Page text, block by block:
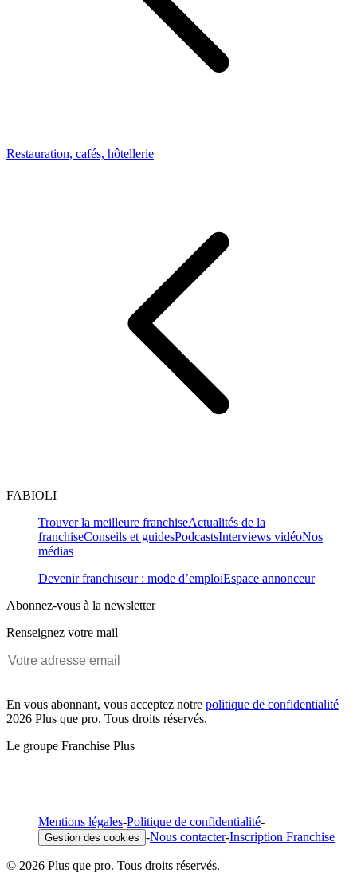
Restauration, cafés, hôtellerie
FABIOLI
Trouver la meilleure franchiseActualités de la
franchiseConseils et guidesPodcastsInterviews vidéoNos
médias
Devenir franchiseur : mode d’emploiEspace annonceur
Abonnez-vous à la newsletter
Renseignez votre mail
En vous abonnant, vous acceptez notre politique de confidentialité |
2026 Plus que pro. Tous droits réservés.
Le groupe Franchise Plus
Mentions légales-Politique de confidentialité-
Gestion des cookies -Nous contacter-Inscription Franchise
© 2026 Plus que pro. Tous droits réservés.